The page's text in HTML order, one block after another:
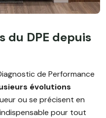
du DPE depuis
de Performance
évolutions
ou se précisent en
pour tout